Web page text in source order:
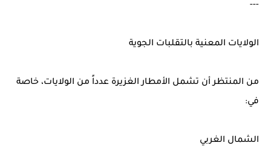
---
الولايات المعنية بالتقلبات الجوية
من المنتظر أن تشمل الأمطار الغزيرة عدداً من الولايات، خاصة
في:
الشمال الغربي